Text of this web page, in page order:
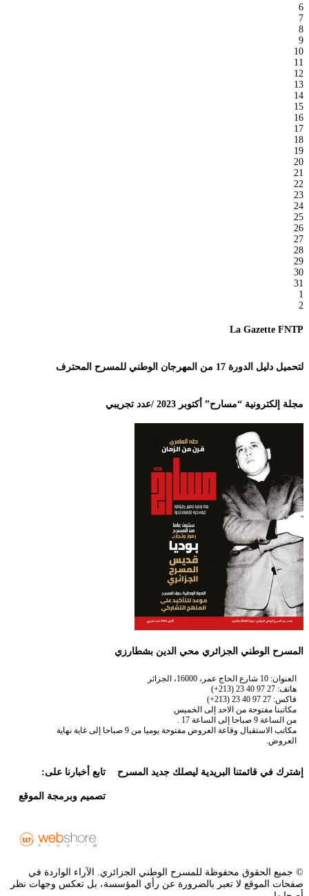
6
7
8
9
10
11
12
13
14
15
16
17
18
19
20
21
22
23
24
25
26
27
28
29
30
31
1
2
La Gazette FNTP
لتحميل دليل الدورة 17 من المهرجان الوطني للمسرح المحترف
مجلة إلكترونية “مسارح” أكتوبر 2023 /عدد تجريبي
المسرح الوطني الجزائري محي الدين بشطارزي
العنوان: 10 شارع الحاج عمر، 16000، الجزائر
هاتف: 27 97 40 23 (213+)
فاكس: 27 97 40 23 (213+)
مكاتبنا مفتوحة من الاحد إلى الخميس
من الساعة 9 صباحا إلى الساعة 17 .
مكاتب الاستقبال وقاعة العروض مفتوحة يوميا من 9 صباحا إلى غاية نهاية
العروض.
إشترك في قائمتنا البريدية ليصلك جديد المسرح تابع أخبارنا على:
تصميم وبرمجة الموقع
© جميع الحقوق محفوظة للمسرح الوطني الجزائري. الآراء الواردة في
صفحات الموقع لا تعبر بالضرورة عن رأي المؤسسة، بل تعكس وجهات نظر